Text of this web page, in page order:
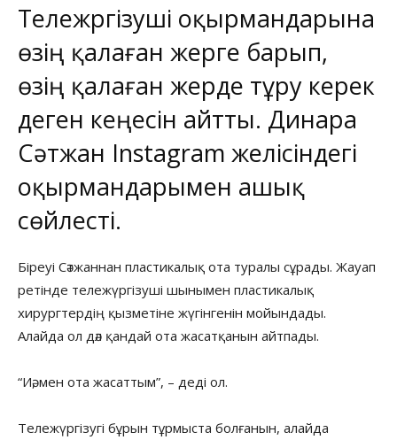
Тележүргізуші оқырмандарына
өзің қалаған жерге барып,
өзің қалаған жерде тұру керек
деген кеңесін айтты. Динара
Сәтжан Instagram желісіндегі
оқырмандарымен ашық
сөйлесті.
Біреуі Сәтжаннан пластикалық ота туралы сұрады. Жауап
ретінде тележүргізуші шынымен пластикалық
хирургтердің қызметіне жүгінгенін мойындады.
Алайда ол дәл қандай ота жасатқанын айтпады.
“Иә, мен ота жасаттым”, – деді ол.
Тележүргізугі бұрын тұрмыста болғанын, алайда